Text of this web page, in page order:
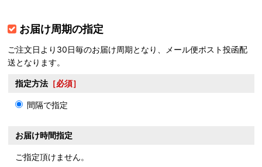
お届け周期の指定
ご注文日より30日毎のお届け周期となり、メール便ポスト投函配
送となります。
指定方法 ［必須］
間隔で指定
お届け時間指定
ご指定頂けません。